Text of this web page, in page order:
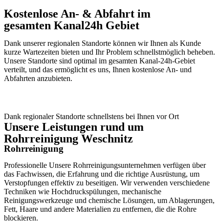
Kostenlose An- & Abfahrt im
gesamten Kanal24h Gebiet
Dank unserer regionalen Standorte können wir Ihnen als Kunde
kurze Wartezeiten bieten und Ihr Problem schnellstmöglich beheben.
Unsere Standorte sind optimal im gesamten Kanal-24h-Gebiet
verteilt, und das ermöglicht es uns, Ihnen kostenlose An- und
Abfahrten anzubieten.
Dank regionaler Standorte schnellstens bei Ihnen vor Ort
Unsere Leistungen rund um
Rohrreinigung Weschnitz
Rohrreinigung
Professionelle Unsere Rohrreinigungsunternehmen verfügen über
das Fachwissen, die Erfahrung und die richtige Ausrüstung, um
Verstopfungen effektiv zu beseitigen. Wir verwenden verschiedene
Techniken wie Hochdruckspülungen, mechanische
Reinigungswerkzeuge und chemische Lösungen, um Ablagerungen,
Fett, Haare und andere Materialien zu entfernen, die die Rohre
blockieren.